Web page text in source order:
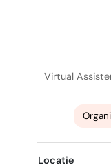
Virtual
Locatie